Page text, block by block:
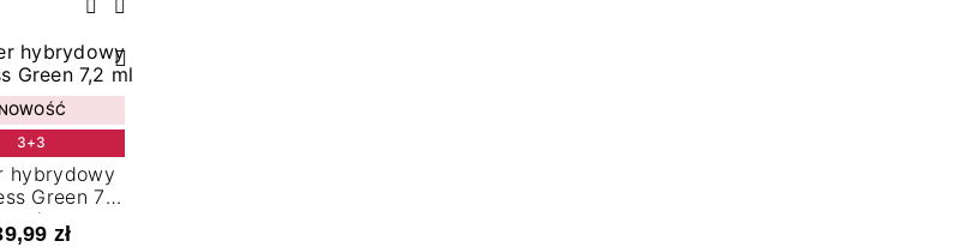
Poprzedni
Następny
NOWOŚĆ
3+3
hybrydowy
Green 7,2
ml
zł